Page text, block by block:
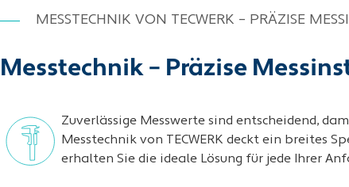
Messtechnik – Präzise
MESSTECHNIK VON TECWERK – PRÄZISE
Zuverlässige Messwerte sind entscheidend,
Messtechnik von TECWERK deckt ein breites
erhalten Sie die ideale Lösung für jede Ihrer